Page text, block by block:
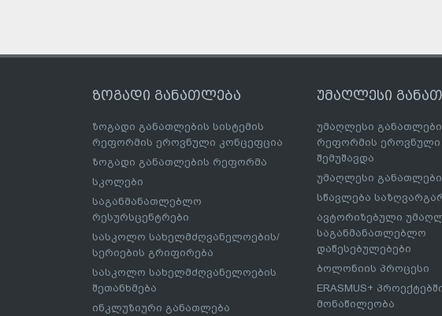
ზოგადი განათლება
ზოგადი განათლების სისტემის
რეფორმის ეროვნული კონცეფცია
ზოგადი განათლების რეფორმა
სკოლები
საგანმანათლებლო
რესურსცენტრები
სასკოლო სახელმძღვანელოების/
სერიების გრიფირება
სასკოლო სახელმძღვანელოების
შეთანხმება
ინკლუზიური განათლება
უმაღლესი
უმაღლესი
რეფორმის ეროვნული
შემუშავდა
უმაღლესი
სწავლება
ავტორიზებული
საგანმანათლებლო
დაწესებულებები
ბოლონიის პროცესი
ERASMUS+
მონაწილეობა